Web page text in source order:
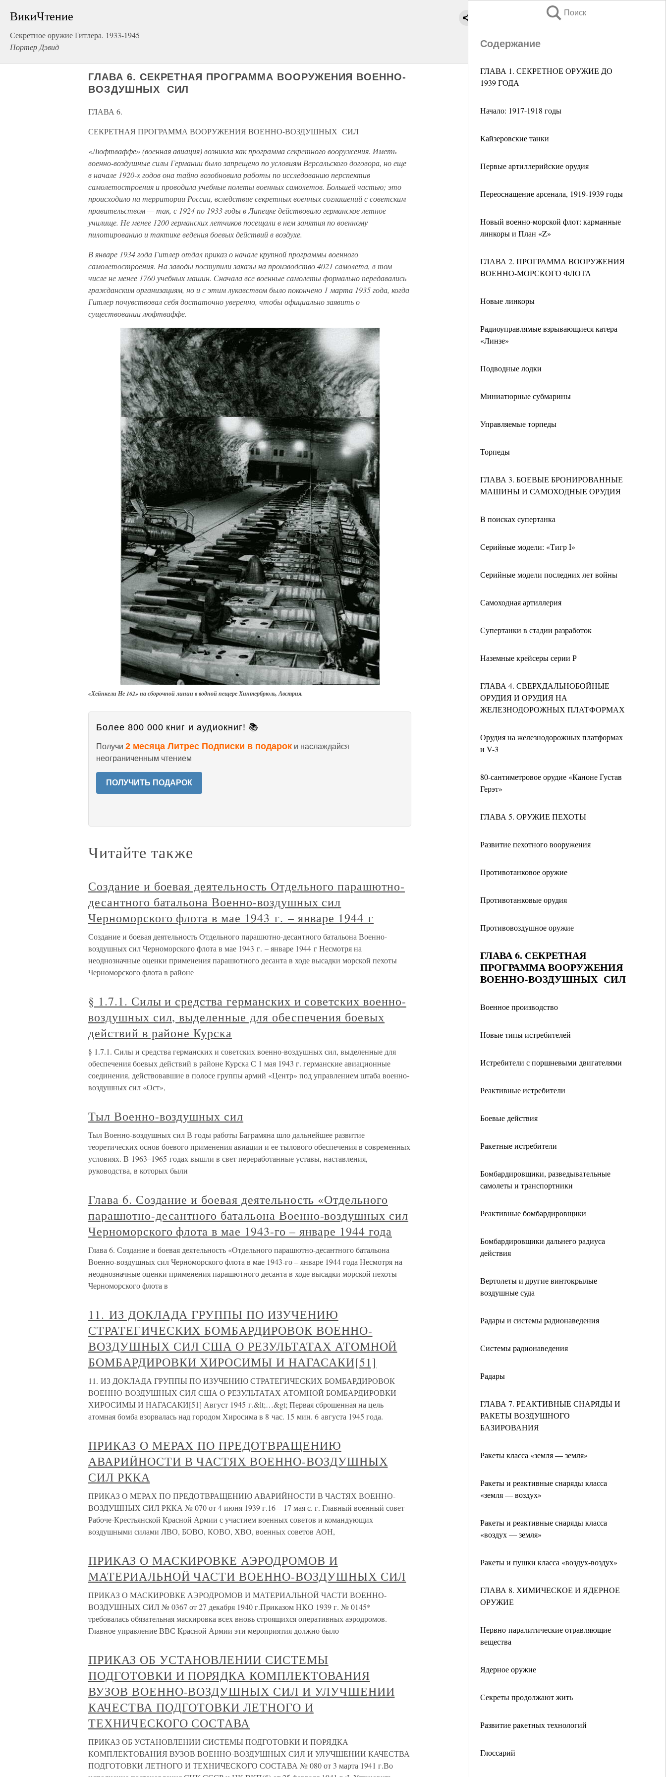
ВикиЧтение
Секретное оружие Гитлера. 1933-1945
Портер Дэвид
Поиск
Содержание
ГЛАВА 1. СЕКРЕТНОЕ ОРУЖИЕ ДО
1939 ГОДА
Начало: 1917-1918 годы
Кайзеровские танки
Первые артиллерийские орудия
Переоснащение арсенала, 1919-1939 годы
Новый военно-морской флот: карманные
линкоры и План «Z»
ГЛАВА 2. ПРОГРАММА ВООРУЖЕНИЯ
ВОЕННО-МОРСКОГО ФЛОТА
Новые линкоры
Радиоуправлямые взрывающиеся катера
«Линзе»
Подводные лодки
Миниатюрные субмарины
Управляемые торпеды
Торпеды
ГЛАВА 3. БОЕВЫЕ БРОНИРОВАННЫЕ
МАШИНЫ И САМОХОДНЫЕ ОРУДИЯ
В поисках супертанка
Серийные модели: «Тигр I»
Серийные модели последних лет войны
Самоходная артиллерия
Супертанки в стадии разработок
Наземные крейсеры серии Р
ГЛАВА 4. СВЕРХДАЛЬНОБОЙНЫЕ
ОРУДИЯ И ОРУДИЯ НА
ЖЕЛЕЗНОДОРОЖНЫХ ПЛАТФОРМАХ
Орудия на железнодорожных платформах
и V-3
80-сантиметровое орудие «Каноне Густав
Герэт»
ГЛАВА 5. ОРУЖИЕ ПЕХОТЫ
Развитие пехотного вооружения
Противотанковое оружие
Противотанковые орудия
Противовоздушное оружие
ГЛАВА 6. СЕКРЕТНАЯ
ПРОГРАММА ВООРУЖЕНИЯ
ВОЕННО-ВОЗДУШНЫХ СИЛ
Военное производство
Новые типы истребителей
Истребители с поршневыми двигателями
Реактивные истребители
Боевые действия
Ракетные истребители
Бомбардировщики, разведывательные
самолеты и транспортники
Реактивные бомбардировщики
Бомбардировщики дальнего радиуса
действия
Вертолеты и другие винтокрылые
воздушные суда
Радары и системы радионаведения
Системы радионаведения
Радары
ГЛАВА 7. РЕАКТИВНЫЕ СНАРЯДЫ И
РАКЕТЫ ВОЗДУШНОГО
БАЗИРОВАНИЯ
Ракеты класса «земля — земля»
Ракеты и реактивные снаряды класса
«земля — воздух»
Ракеты и реактивные снаряды класса
«воздух — земля»
Ракеты и пушки класса «воздух-воздух»
ГЛАВА 8. ХИМИЧЕСКОЕ И ЯДЕРНОЕ
ОРУЖИЕ
Нервно-паралитические отравляющие
вещества
Ядерное оружие
Секреты продолжают жить
Развитие ракетных технологий
Глоссарий
ГЛАВА 6. СЕКРЕТНАЯ ПРОГРАММА ВООРУЖЕНИЯ ВОЕННО-
ВОЗДУШНЫХ СИЛ
ГЛАВА 6.
СЕКРЕТНАЯ ПРОГРАММА ВООРУЖЕНИЯ ВОЕННО-ВОЗДУШНЫХ СИЛ
«Люфтваффе» (военная авиация) возникла как программа секретного вооружения. Иметь
военно-воздушные силы Германии было запрещено по условиям Версальского договора, но еще
в начале 1920-х годов она тайно возобновила работы по исследованию перспектив
самолетостроения и проводила учебные полеты военных самолетов. Большей частью; это
происходило на территории России, вследствие секретных военных соглашений с советским
правительством — так, с 1924 по 1933 годы в Липецке действовало германское летное
училище. Не менее 1200 германских летчиков посещали в нем занятия по военному
пилотированию и тактике ведения боевых действий в воздухе.
В январе 1934 года Гитлер отдал приказ о начале крупной программы военного
самолетостроения. На заводы поступили заказы на производство 4021 самолета, в том
числе не менее 1760 учебных машин. Сначала все военные самолеты формально передавались
гражданским организациям, но и с этим лукавством было покончено 1 марта 1935 года, когда
Гитлер почувствовал себя достаточно уверенно, чтобы официально заявить о
существовании люфтваффе.
«Хейнкели Не 162» на сборочной линии в водной пещере Хинтербрюль, Австрия.
Более 800 000 книг и аудиокниг! 📚
Получи 2 месяца Литрес Подписки в подарок и наслаждайся
неограниченным чтением
ПОЛУЧИТЬ ПОДАРОК
Читайте также
Создание и боевая деятельность Отдельного парашютно-
десантного батальона Военно-воздушных сил
Черноморского флота в мае 1943 г. – январе 1944 г
Создание и боевая деятельность Отдельного парашютно-десантного батальона Военно-
воздушных сил Черноморского флота в мае 1943 г. – январе 1944 г Несмотря на
неоднозначные оценки применения парашютного десанта в ходе высадки морской пехоты
Черноморского флота в районе
§ 1.7.1. Силы и средства германских и советских военно-
воздушных сил, выделенные для обеспечения боевых
действий в районе Курска
§ 1.7.1. Силы и средства германских и советских военно-воздушных сил, выделенные для
обеспечения боевых действий в районе Курска С 1 мая 1943 г. германские авиационные
соединения, действовавшие в полосе группы армий «Центр» под управлением штаба военно-
воздушных сил «Ост»,
Тыл Военно-воздушных сил
Тыл Военно-воздушных сил В годы работы Баграмяна шло дальнейшее развитие
теоретических основ боевого применения авиации и ее тылового обеспечения в современных
условиях. В 1963–1965 годах вышли в свет переработанные уставы, наставления,
руководства, в которых были
Глава 6. Создание и боевая деятельность «Отдельного
парашютно-десантного батальона Военно-воздушных сил
Черноморского флота в мае 1943-го – январе 1944 года
Глава 6. Создание и боевая деятельность «Отдельного парашютно-десантного батальона
Военно-воздушных сил Черноморского флота в мае 1943-го – январе 1944 года Несмотря на
неоднозначные оценки применения парашютного десанта в ходе высадки морской пехоты
Черноморского флота в
11. ИЗ ДОКЛАДА ГРУППЫ ПО ИЗУЧЕНИЮ
СТРАТЕГИЧЕСКИХ БОМБАРДИРОВОК ВОЕННО-
ВОЗДУШНЫХ СИЛ США О РЕЗУЛЬТАТАХ АТОМНОЙ
БОМБАРДИРОВКИ ХИРОСИМЫ И НАГАСАКИ[51]
11. ИЗ ДОКЛАДА ГРУППЫ ПО ИЗУЧЕНИЮ СТРАТЕГИЧЕСКИХ БОМБАРДИРОВОК
ВОЕННО-ВОЗДУШНЫХ СИЛ США О РЕЗУЛЬТАТАХ АТОМНОЙ БОМБАРДИРОВКИ
ХИРОСИМЫ И НАГАСАКИ[51] Август 1945 г.&lt;…&gt; Первая сброшенная на цель
атомная бомба взорвалась над городом Хиросима в 8 час. 15 мин. 6 августа 1945 года.
ПРИКАЗ О МЕРАХ ПО ПРЕДОТВРАЩЕНИЮ
АВАРИЙНОСТИ В ЧАСТЯХ ВОЕННО-ВОЗДУШНЫХ
СИЛ РККА
ПРИКАЗ О МЕРАХ ПО ПРЕДОТВРАЩЕНИЮ АВАРИЙНОСТИ В ЧАСТЯХ ВОЕННО-
ВОЗДУШНЫХ СИЛ РККА № 070 от 4 июня 1939 г.16—17 мая с. г. Главный военный совет
Рабоче-Крестьянской Красной Армии с участием военных советов и командующих
воздушными силами ЛВО, БОВО, КОВО, ХВО, военных советов АОН,
ПРИКАЗ О МАСКИРОВКЕ АЭРОДРОМОВ И
МАТЕРИАЛЬНОЙ ЧАСТИ ВОЕННО-ВОЗДУШНЫХ СИЛ
ПРИКАЗ О МАСКИРОВКЕ АЭРОДРОМОВ И МАТЕРИАЛЬНОЙ ЧАСТИ ВОЕННО-
ВОЗДУШНЫХ СИЛ № 0367 от 27 декабря 1940 г.Приказом HKО 1939 г. № 0145*
требовалась обязательная маскировка всех вновь строящихся оперативных аэродромов.
Главное управление ВВС Красной Армии эти мероприятия должно было
ПРИКАЗ ОБ УСТАНОВЛЕНИИ СИСТЕМЫ
ПОДГОТОВКИ И ПОРЯДКА КОМПЛЕКТОВАНИЯ
ВУЗОВ ВОЕННО-ВОЗДУШНЫХ СИЛ И УЛУЧШЕНИИ
КАЧЕСТВА ПОДГОТОВКИ ЛЕТНОГО И
ТЕХНИЧЕСКОГО СОСТАВА
ПРИКАЗ ОБ УСТАНОВЛЕНИИ СИСТЕМЫ ПОДГОТОВКИ И ПОРЯДКА
КОМПЛЕКТОВАНИЯ ВУЗОВ ВОЕННО-ВОЗДУШНЫХ СИЛ И УЛУЧШЕНИИ КАЧЕСТВА
ПОДГОТОВКИ ЛЕТНОГО И ТЕХНИЧЕСКОГО СОСТАВА № 080 от 3 марта 1941 г.Во